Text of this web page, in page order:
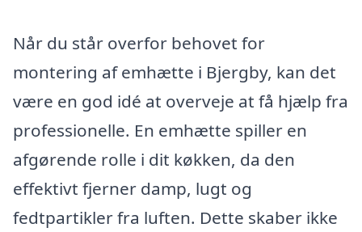
Når du står overfor behovet for
montering af emhætte i Bjergby, kan det
være en god idé at overveje at få hjælp fra
professionelle. En emhætte spiller en
afgørende rolle i dit køkken, da den
effektivt fjerner damp, lugt og
fedtpartikler fra luften. Dette skaber ikke